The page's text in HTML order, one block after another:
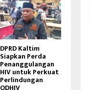
DPRD Kaltim
Siapkan Perda
Penanggulangan
HIV untuk Perkuat
Perlindungan